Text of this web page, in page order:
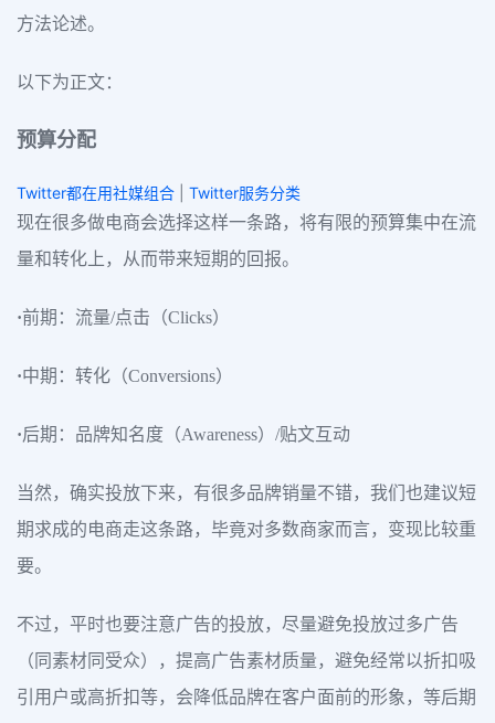
方法论述。
以下为正文：
预算分配
Twitter都在用社媒组合
Twitter服务分类
现在很多做电商会选择这样一条路，将有限的预算集中在流
量和转化上，从而带来短期的回报。
·前期：流量/点击（Clicks）
·中期：转化（Conversions）
·后期：品牌知名度（Awareness）/贴文互动
当然，确实投放下来，有很多品牌销量不错，我们也建议短
期求成的电商走这条路，毕竟对多数商家而言，变现比较重
要。
不过，平时也要注意广告的投放，尽量避免投放过多广告
（同素材同受众），提高广告素材质量，避免经常以折扣吸
引用户或高折扣等，会降低品牌在客户面前的形象，等后期